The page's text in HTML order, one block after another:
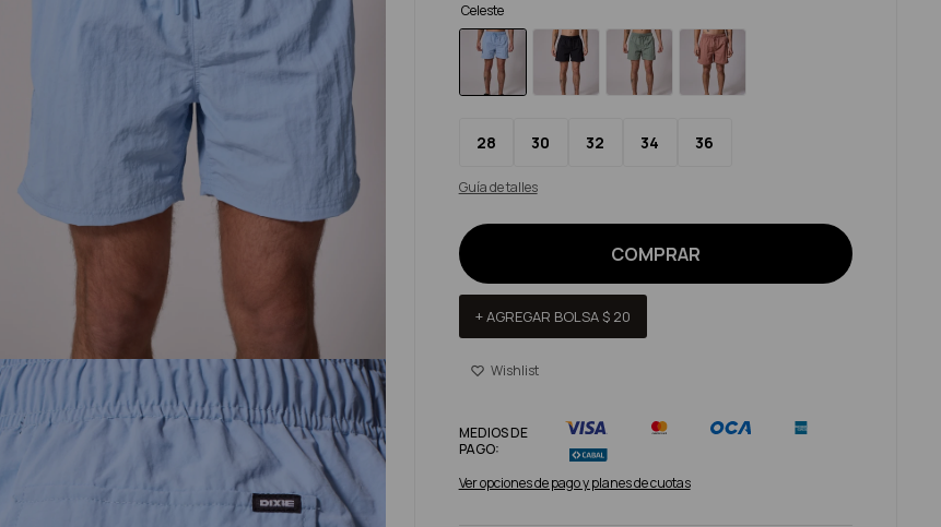
Celeste
28 30 32 34 36
Guía de talles
COMPRAR
+ AGREGAR BOLSA$ 20
MEDIOS DE
PAGO:
Ver opciones de pago y planes de cuotas